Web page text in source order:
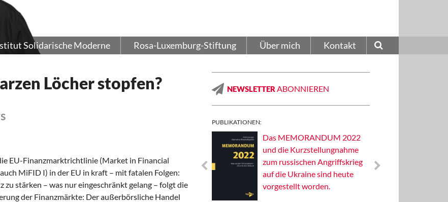
Solidarische Moderne Rosa-Luxemburg-Stiftung Über mich Kontakt
Löcher stopfen?
EU-Finanzmarktrichtlinie (Market in Financial
MiFID I) in der EU in kraft – mit fatalen Folgen:
stärken – was nur eingeschränkt gelang – folgt die
der Finanzmärkte: Der außerbörsliche Handel
NEWSLETTER ABONNIEREN
PUBLIKATIONEN:
Das MEMORANDUM 2022
und die Kurzstellungnahme
zum russischen Angriffskrieg
auf die Ukraine sind heute
vorgestellt worden.